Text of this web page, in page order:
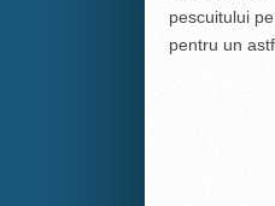
pescuitului
pentru un